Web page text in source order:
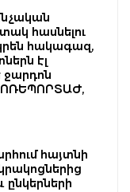
հասնելու
հակագազ,
էլ
ջարդոն
հայտնի